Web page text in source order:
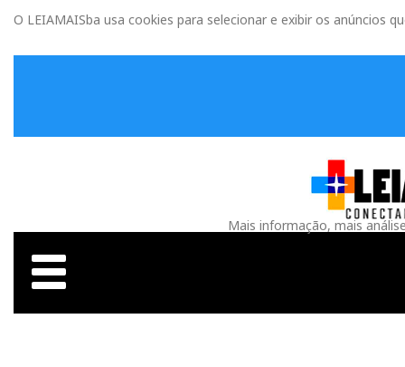
O LEIAMAISba usa cookies para selecionar e exibir os anúncios
Mais informação, mais